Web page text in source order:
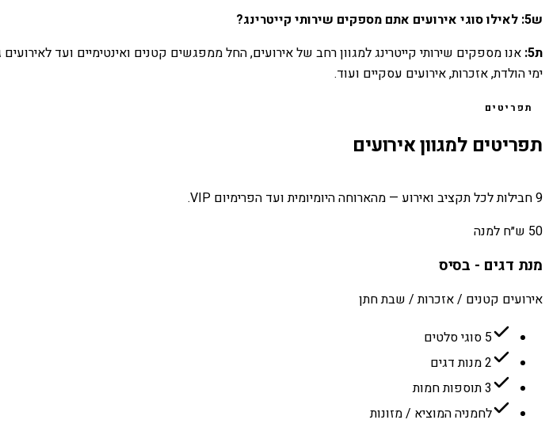
ש5: לאילו סוגי אירועים אתם מספקים שירותי קייטרינג?
ת5:
אנו מספקים שירותי קייטרינג למגוון רחב של אירועים, החל ממפגשים קטנים ואינטימיים ועד
ימי הולדת, אזכרות, אירועים עסקיים ועוד.
תפריטים
תפריטים למגוון אירועים
9 חבילות לכל תקציב ואירוע — מהארוחה היומיומית ועד הפרימיום VIP.
50 ש״ח למנה
מנת דגים - בסיס
אירועים קטנים / אזכרות / שבת חתן
5 סוגי סלטים
2 מנות דגים
3 תוספות חמות
לחמניה המוציא / מזונות